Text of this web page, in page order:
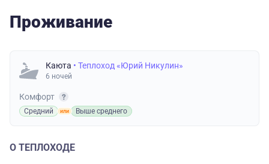
Проживание
Каюта • Теплоход «Юрий Никулин»
6 ночей
Комфорт
Средний Выше среднего
О ТЕПЛОХОДЕ